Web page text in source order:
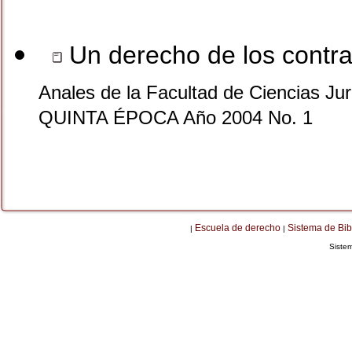
Un derecho de los
Anales de la Facultad de Ciencias
QUINTA ÉPOCA Año 2004 No. 1
| Escuela de derecho | Sistema de